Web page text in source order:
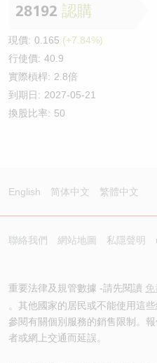
28192 認購
現價: 0.165 (+7.84%)
行使價: 40.9
實際槓桿: 2.8倍
到期日: 2027-05-21
換股比率: 50
English 简体中文 繁體中文
聯絡我們 網站地圖 私隱聲明
重要法律及規管數據 -請先閱讀
。其他國家的居民或不能使用這
參閱有關個別服務的銷售限制。
者或網上交通而延誤。